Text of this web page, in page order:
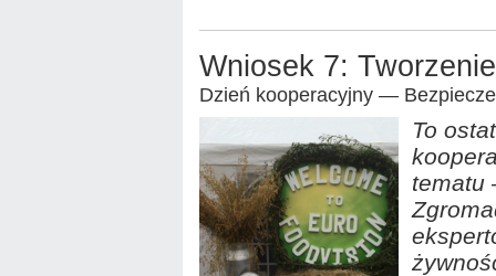
Wniosek 7:
Dzień kooperacyjny —
To
tematu